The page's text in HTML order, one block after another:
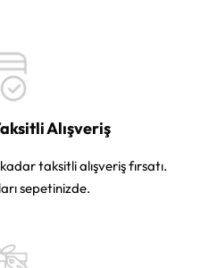
Alışveriş
taksitli alışveriş fırsatı.
sepetinizde.